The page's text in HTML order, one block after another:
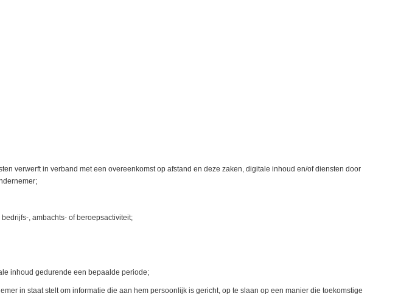
verwerft in verband met een overeenkomst op afstand en deze zaken, digitale inhoud en/of diensten door
, ambachts- of beroepsactiviteit;
inhoud gedurende een bepaalde periode;
in staat stelt om informatie die aan hem persoonlijk is gericht, op te slaan op een manier die toekomstige